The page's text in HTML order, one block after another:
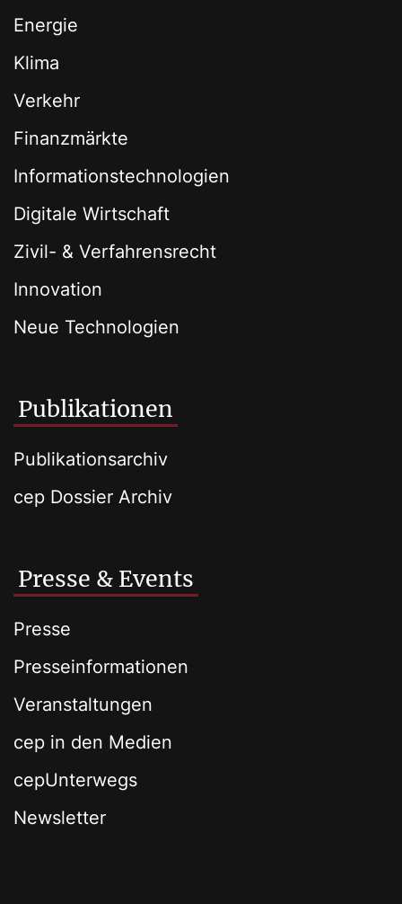
Energie
Klima
Verkehr
Finanzmärkte
Informationstechnologien
Digitale Wirtschaft
Zivil- & Verfahrensrecht
Innovation
Neue Technologien
Publikationen
Publikationsarchiv
cep Dossier Archiv
Presse & Events
Presse
Presseinformationen
Veranstaltungen
cep in den Medien
cepUnterwegs
Newsletter